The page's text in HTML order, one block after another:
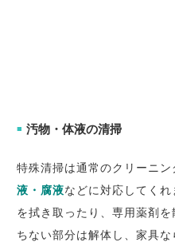
■ 汚物・体液の清掃
特殊清掃は通常のクリーニ
液・腐液などに対応してく
を拭き取ったり、専用薬剤
ちない部分は解体し、家具な